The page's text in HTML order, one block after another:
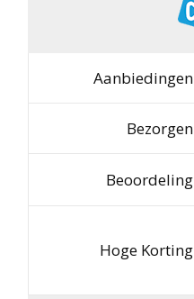
Aanbiedingen
Bezorgen
Beoordeling
Hoge Korting